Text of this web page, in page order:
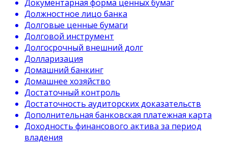
Документарная форма ценных бумаг
Должностное лицо банка
Долговые ценные бумаги
Долговой инструмент
Долгосрочный внешний долг
Долларизация
Домашний банкинг
Домашнее хозяйство
Достаточный контроль
Достаточность аудиторских доказательств
Дополнительная банковская платежная карта
Доходность финансового актива за период
владения